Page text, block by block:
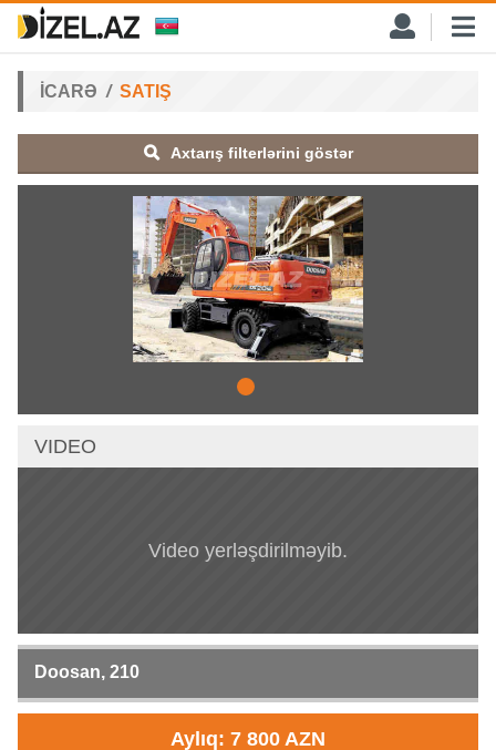
İCARƏ SATIŞ
Axtarış filterlərini göstər
VIDEO
Video yerləşdirilməyib.
Doosan, 210
Aylıq: 7 800 AZN